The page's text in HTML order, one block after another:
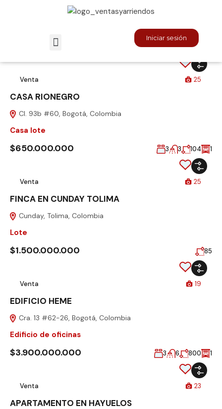
Iniciar sesión
Grid Layout
fuera de
Venta 25
CASA RIONEGRO
Cl. 93b #60, Bogotá, Colombia
Casa lote
$650.000.000 3 3 104 1
Venta 25
FINCA EN CUNDAY TOLIMA
Cunday, Tolima, Colombia
Lote
$1.500.000.000 85
Venta 19
EDIFICIO HEME
Cra. 13 #62-26, Bogotá, Colombia
Edificio de oficinas
$3.900.000.000 3 6 800 1
Venta 23
APARTAMENTO EN HAYUELOS